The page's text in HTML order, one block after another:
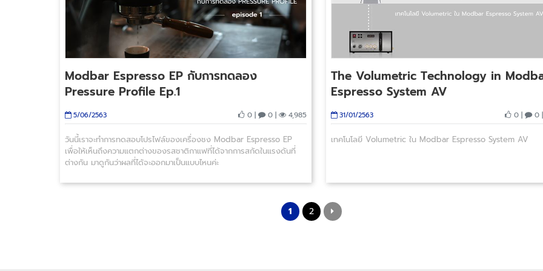
Modbar Espresso EP กับการทดลอง
Pressure Profile Ep.1
5/06/2563 0 | 0 | 4,985
วันนี้เราจะทำการทดสอบโปรไฟล์ของเครื่องชง Modbar Espresso EP
เพื่อให้เห็นถึงความแตกต่างของรสชาติกาแฟที่ได้จากการสกัดในแรงดันที่
ต่างกัน มาดูกันว่าผลที่ได้จะออกมาเป็นแบบไหนค่ะ
The Volumetric Technology in
Espresso System AV
31/01/2563 0 | 0 |
เทคโนโลยี Volumetric ใน Modbar Espresso System AV
1 2